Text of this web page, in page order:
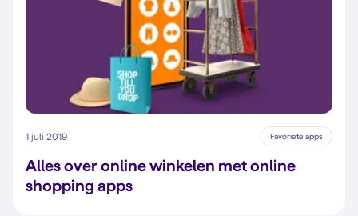
1 juli 2019 Favoriete apps
Alles over online winkelen met online
shopping apps